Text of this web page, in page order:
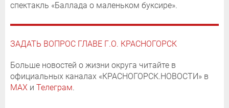
спектакль «Баллада о маленьком буксире».
ЗАДАТЬ ВОПРОС ГЛАВЕ Г.О. КРАСНОГОРСК
Больше новостей о жизни округа читайте в
официальных каналах «КРАСНОГОРСК.НОВОСТИ» в
MAX и Телеграм.